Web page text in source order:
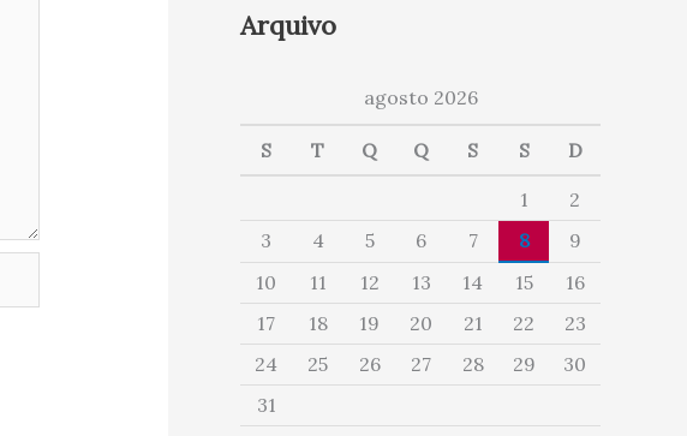
Arquivo
agosto 2026
S T Q Q S S D
1
2
3
4 5 6 7 8
9
10
11 12 13 14 15
16
17
18 19 20 21 22
23
24
25 26 27 28 29
30
31